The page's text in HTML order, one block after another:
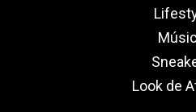
Look de